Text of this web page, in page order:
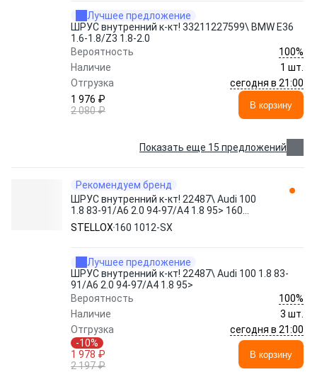
Лучшее предложение
ШРУС внутренний к-кт! 33211227599\ BMW E36
1.6-1.8/Z3 1.8-2.0
Вероятность
100%
Наличие
1 шт.
Отгрузка
сегодня в 21:00
1 976 ₽
2 080 ₽
В корзину
Показать еще 15 предложений
Рекомендуем бренд
ШРУС внутренний к-кт! 22487\ Audi 100
1.8 83-91/A6 2.0 94-97/A4 1.8 95> 160
1012-SX STELLOX
STELLOX 160 1012-SX
Лучшее предложение
ШРУС внутренний к-кт! 22487\ Audi 100 1.8 83-
91/A6 2.0 94-97/A4 1.8 95>
Вероятность
100%
Наличие
3 шт.
Отгрузка
сегодня в 21:00
-10%
1 978 ₽
2 197 ₽
В корзину